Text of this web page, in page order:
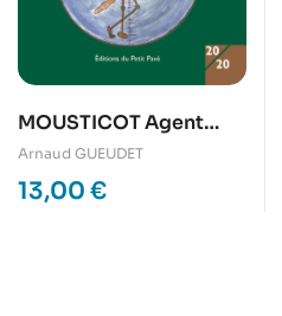
MOUSTICOT Agent
secret M005
Arnaud GUEUDET
13,00 €